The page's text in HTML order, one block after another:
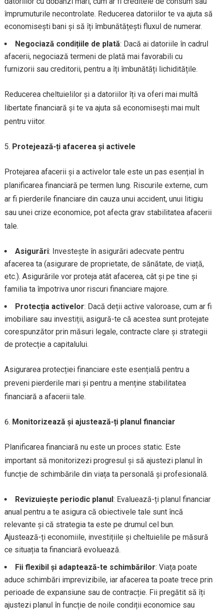
împrumuturile necontrolate. Reducerea datoriilor te va ajuta să
economisești bani și să îți îmbunătățești fluxul de numerar.
Negociază condițiile de plată: Dacă ai datoriile în cadrul
afacerii, negociază termeni de plată mai favorabili cu
furnizorii sau creditorii, pentru a îți îmbunătăți lichiditățile.
Reducerea cheltuielilor și a datoriilor îți va oferi mai multă
libertate financiară și te va ajuta să economisești mai mult
pentru viitor.
Protejează-ți afacerea și activele
Protejarea afacerii și a activelor tale este un pas esențial în
planificarea financiară pe termen lung. Riscurile externe, cum
ar fi pierderile financiare din cauza unui accident, unui litigiu
sau unei crize economice, pot afecta grav stabilitatea afacerii
tale.
Asigurări: Investește în asigurări adecvate pentru
afacerea ta (asigurare de proprietate, de sănătate, de viață,
etc.). Asigurările vor proteja atât afacerea, cât și pe tine și
familia ta împotriva unor riscuri financiare majore.
Protecția activelor: Dacă deții active valoroase, cum ar fi
imobiliare sau investiții, asigură-te că acestea sunt protejate
corespunzător prin măsuri legale, contracte clare și strategii
de protecție a capitalului.
Asigurarea protecției financiare este esențială pentru a
preveni pierderile mari și pentru a menține stabilitatea
financiară a afacerii tale.
Monitorizează și ajustează-ți planul financiar
Planificarea financiară nu este un proces static. Este
important să monitorizezi progresul și să ajustezi planul în
funcție de schimbările din viața ta personală și profesională.
Revizuiește periodic planul: Evaluează-ți planul financiar
anual pentru a te asigura că obiectivele tale sunt încă
relevante și că strategia ta este pe drumul cel bun.
Ajustează-ți economiile, investițiile și cheltuielile pe măsură
ce situația ta financiară evoluează.
Fii flexibil și adaptează-te schimbărilor: Viața poate
aduce schimbări imprevizibile, iar afacerea ta poate trece prin
perioade de expansiune sau de contracție. Fii pregătit să îți
ajustezi planul în funcție de noile condiții economice sau